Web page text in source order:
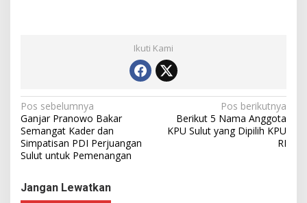
Ikuti Kami
N
a
v
g
Pos sebelumnya
Ganjar Pranowo Bakar
Semangat Kader dan
Simpatisan PDI Perjuangan
Sulut untuk Pemenangan
Pos berikutnya
Berikut 5 Nama Anggota
KPU Sulut yang Dipilih KPU
RI
Jangan Lewatkan